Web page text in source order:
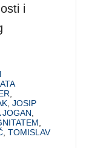
i
,
,JOSIP
JOGAN,
,
,TOMISLAV